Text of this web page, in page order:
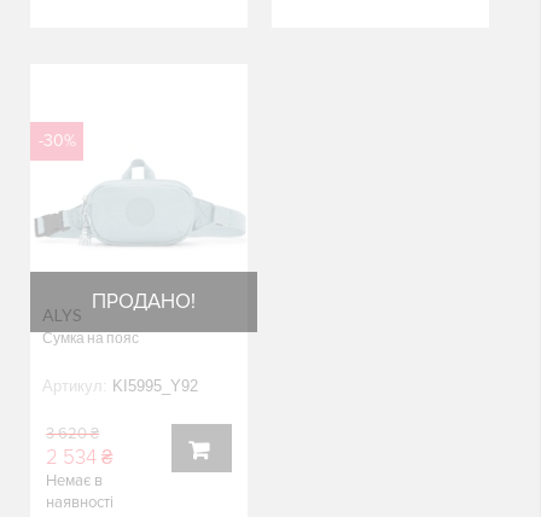
ПРОДАНО!
-30%
ALYS
Сумка на пояс
Артикул: KI5995_Y92
3 620 ₴
2 534 ₴
Немає в
наявності